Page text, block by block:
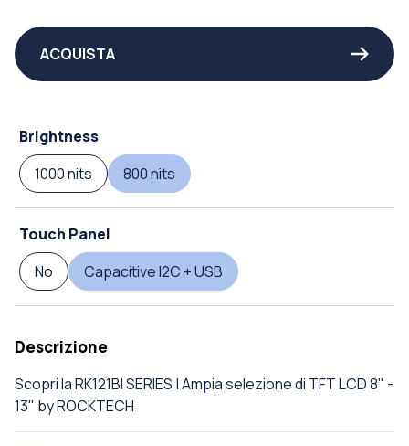
ACQUISTA
Brightness
1000 nits
800 nits
Touch Panel
No
Capacitive I2C + USB
Descrizione
Scopri la RK121BI SERIES | Ampia selezione di TFT LCD 8" -
13" by ROCKTECH